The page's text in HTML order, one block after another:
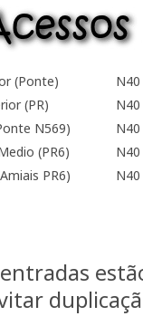
(Ponte)
(PR)
N569)
(PR6)
PR6)